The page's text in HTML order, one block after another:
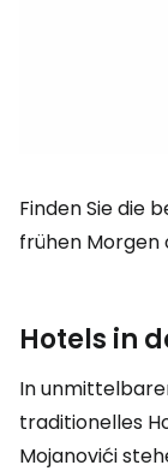
Finden Sie die
frühen Morgen
Hotels in
In
traditionelles
Mojanovići